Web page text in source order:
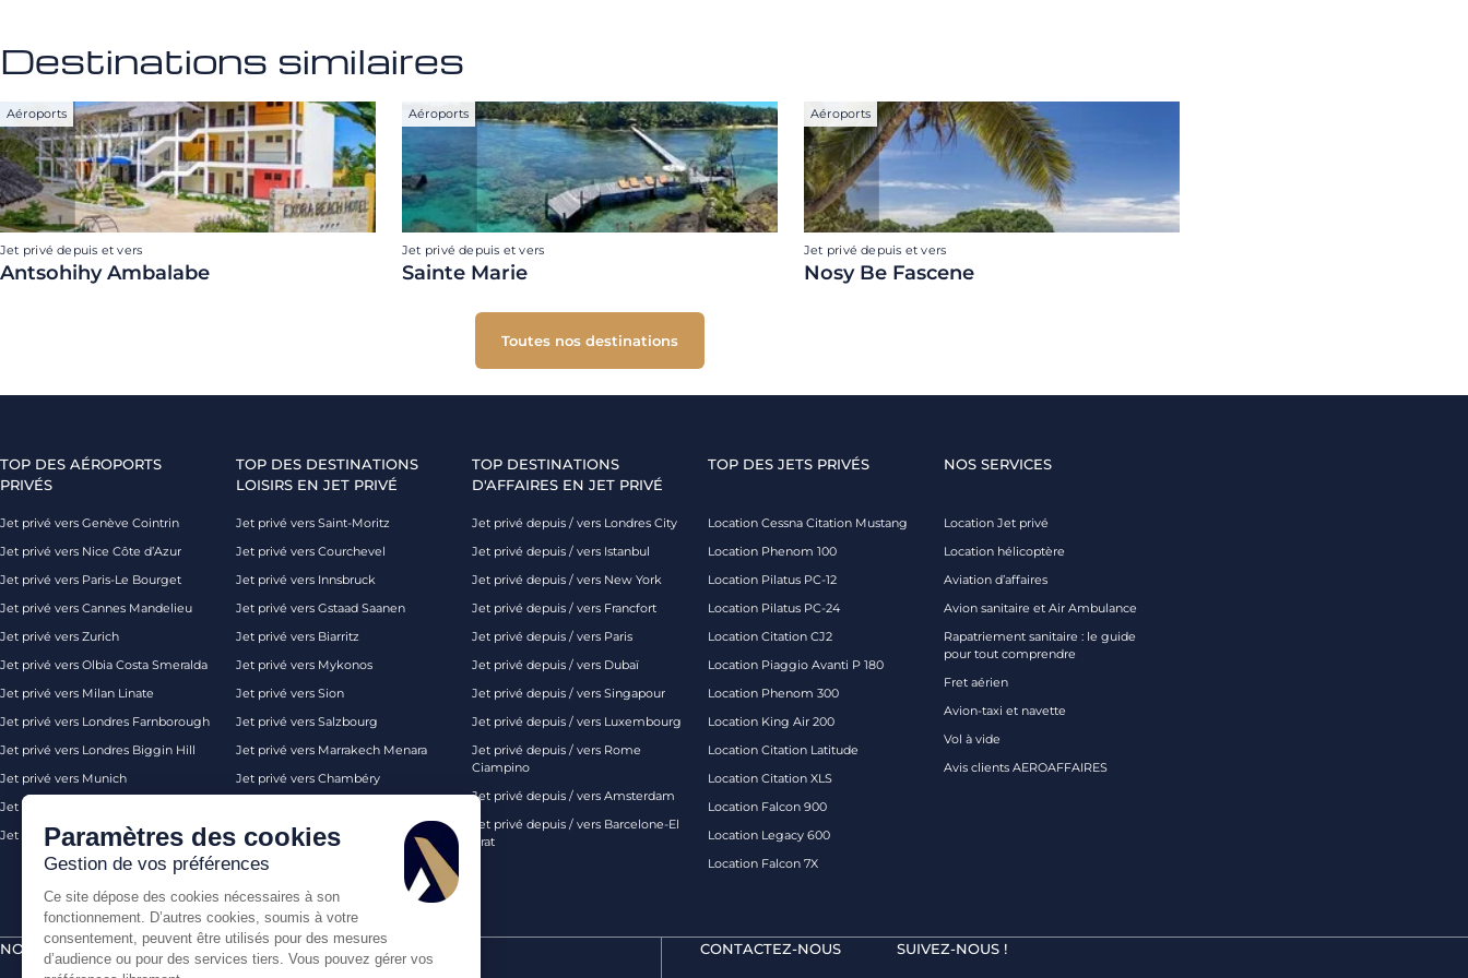
Destinations similaires
Aéroports
Jet privé depuis et vers
Antsohihy Ambalabe
Aéroports
Jet privé depuis et vers
Sainte Marie
Aéroports
Jet privé depuis et vers
Nosy Be Fascene
Toutes nos destinations
TOP DES AÉROPORTS
PRIVÉS
Jet privé vers Genève Cointrin
Jet privé vers Nice Côte d’Azur
Jet privé vers Paris-Le Bourget
Jet privé vers Cannes Mandelieu
Jet privé vers Zurich
Jet privé vers Olbia Costa Smeralda
Jet privé vers Milan Linate
Jet privé vers Londres Farnborough
Jet privé vers Londres Biggin Hill
Jet privé vers Munich
Jet privé vers Monaco
Jet privé vers Palma de Majorque
TOP DES DESTINATIONS
LOISIRS EN JET PRIVÉ
Jet privé vers Saint-Moritz
Jet privé vers Courchevel
Jet privé vers Innsbruck
Jet privé vers Gstaad Saanen
Jet privé vers Biarritz
Jet privé vers Mykonos
Jet privé vers Sion
Jet privé vers Salzbourg
Jet privé vers Marrakech Menara
Jet privé vers Chambéry
Jet privé vers Londres
TOP DESTINATIONS
D'AFFAIRES EN JET PRIVÉ
Jet privé depuis / vers Londres City
Jet privé depuis / vers Istanbul
Jet privé depuis / vers New York
Jet privé depuis / vers Francfort
Jet privé depuis / vers Paris
Jet privé depuis / vers Dubaï
Jet privé depuis / vers Singapour
Jet privé depuis / vers Luxembourg
Jet privé depuis / vers Rome
Ciampino
Jet privé depuis / vers Amsterdam
Jet privé depuis / vers Barcelone-El
Prat
TOP DES JETS PRIVÉS
Location Cessna Citation Mustang
Location Phenom 100
Location Pilatus PC-12
Location Pilatus PC-24
Location Citation CJ2
Location Piaggio Avanti P 180
Location Phenom 300
Location King Air 200
Location Citation Latitude
Location Citation XLS
Location Falcon 900
Location Legacy 600
Location Falcon 7X
NOS SERVICES
Location Jet privé
Location hélicoptère
Aviation d’affaires
Avion sanitaire et Air Ambulance
Rapatriement sanitaire : le guide
pour tout comprendre
Fret aérien
Avion-taxi et navette
Vol à vide
Avis clients AEROAFFAIRES
NOS CERTIFICATIONS PAIEMENTS SÉCURISÉS PAR CONTACTEZ-NOUS SUIVEZ-NOUS !
Paramètres des cookies
Gestion de vos préférences
Ce site dépose des cookies nécessaires à son
fonctionnement. D’autres cookies, soumis à votre
consentement, peuvent être utilisés pour des mesures
d’audience ou pour des services tiers. Vous pouvez gérer vos